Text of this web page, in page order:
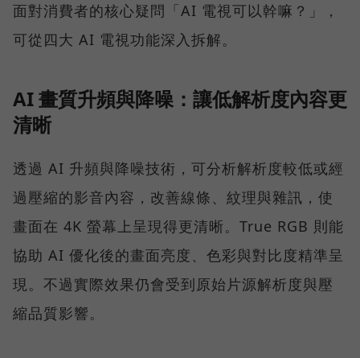
面對消費者的核心疑問「AI 電視可以幹嘛？」，
可從四大 AI 電視功能深入拆解。
AI 畫質升頻與降噪：讓低解析度內容更
清晰
透過 AI 升頻與降噪技術，可分析解析度較低或經
過壓縮的影音內容，改善線條、紋理與雜訊，使
畫面在 4K 螢幕上呈現得更清晰。True RGB 則能
協助 AI 優化後的畫面亮度、色彩與對比度精準呈
現。不過實際效果仍會受到原始片源解析度與壓
縮品質影響。